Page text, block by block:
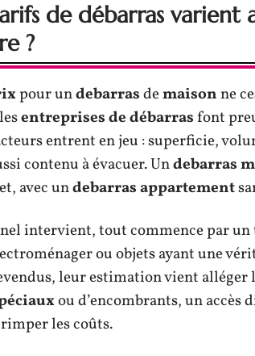
de débarras varient
?
pour undebarrasdemaisonne
entreprises de débarrasfont
entrent en jeu : superficie,
contenu à évacuer. Undebarras
avec undebarras appartement
intervient, tout commence par
ou objets ayant une
leur estimation vient alléger
ou d’encombrants, un accès
les coûts.